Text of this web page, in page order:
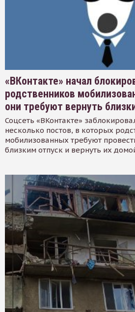
«ВКонтакте» начал
родственников
они требуют вернуть
Соцсеть «ВКонтакте»
несколько постов, в которых
мобилизованных требуют
близким отпуск и вернуть их